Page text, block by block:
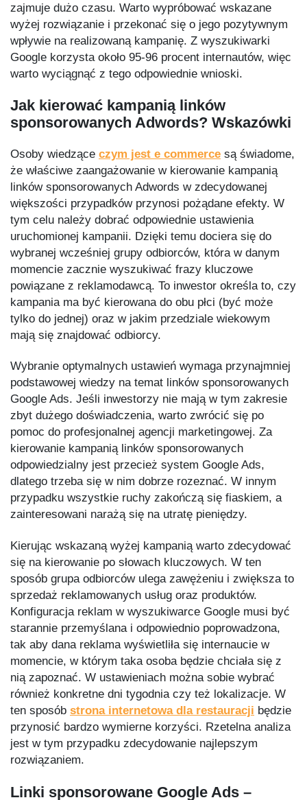
zajmuje dużo czasu. Warto wypróbować wskazane
wyżej rozwiązanie i przekonać się o jego pozytywnym
wpływie na realizowaną kampanię. Z wyszukiwarki
Google korzysta około 95-96 procent internautów, więc
warto wyciągnąć z tego odpowiednie wnioski.
Jak kierować kampanią linków
sponsorowanych Adwords? Wskazówki
Osoby wiedzące czym jest e commerce są świadome,
że właściwe zaangażowanie w kierowanie kampanią
linków sponsorowanych Adwords w zdecydowanej
większości przypadków przynosi pożądane efekty. W
tym celu należy dobrać odpowiednie ustawienia
uruchomionej kampanii. Dzięki temu dociera się do
wybranej wcześniej grupy odbiorców, która w danym
momencie zacznie wyszukiwać frazy kluczowe
powiązane z reklamodawcą. To inwestor określa to, czy
kampania ma być kierowana do obu płci (być może
tylko do jednej) oraz w jakim przedziale wiekowym
mają się znajdować odbiorcy.
Wybranie optymalnych ustawień wymaga przynajmniej
podstawowej wiedzy na temat linków sponsorowanych
Google Ads. Jeśli inwestorzy nie mają w tym zakresie
zbyt dużego doświadczenia, warto zwrócić się po
pomoc do profesjonalnej agencji marketingowej. Za
kierowanie kampanią linków sponsorowanych
odpowiedzialny jest przecież system Google Ads,
dlatego trzeba się w nim dobrze rozeznać. W innym
przypadku wszystkie ruchy zakończą się fiaskiem, a
zainteresowani narażą się na utratę pieniędzy.
Kierując wskazaną wyżej kampanią warto zdecydować
się na kierowanie po słowach kluczowych. W ten
sposób grupa odbiorców ulega zawężeniu i zwiększa to
sprzedaż reklamowanych usług oraz produktów.
Konfiguracja reklam w wyszukiwarce Google musi być
starannie przemyślana i odpowiednio poprowadzona,
tak aby dana reklama wyświetliła się internaucie w
momencie, w którym taka osoba będzie chciała się z
nią zapoznać. W ustawieniach można sobie wybrać
również konkretne dni tygodnia czy też lokalizacje. W
ten sposób strona internetowa dla restauracji będzie
przynosić bardzo wymierne korzyści. Rzetelna analiza
jest w tym przypadku zdecydowanie najlepszym
rozwiązaniem.
Linki sponsorowane Google Ads –